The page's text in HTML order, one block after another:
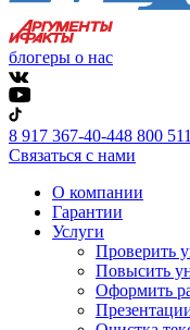
блогеры о нас
8 917 367-40-448 800
Связаться с нами
О компании
Гарантии
Услуги
Проверить
Повысить
Оформить